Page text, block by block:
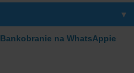
▼
Bankobranie na WhatsAppie